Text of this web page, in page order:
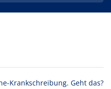
Krankschreibung. Geht das?